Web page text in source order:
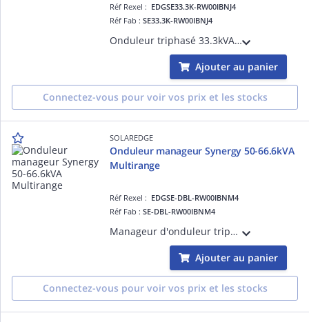
Réf Rexel : EDGSE33.3K-RW00IBNJ4
Réf Fab :SE33.3K-RW00IBNJ4
Onduleur triphasé 33.3kVA, gamme Tertiaire, inclus un inter-sec DC, des parafoudres DC et des 3 paires d'entrées MC4. Option 1 optimiseurs pour 2 panneaux. Option d'ajout de batteries avec des onduleurs HUB triphasés + Batterie 48V.
Ajouter au panier
Connectez-vous pour voir vos prix et les stocks
SOLAREDGE
Onduleur manageur Synergy 50-66.6kVA
Multirange
Réf Rexel : EDGSE-DBL-RW00IBNM4
Réf Fab :SE-DBL-RW00IBNM4
Manageur d'onduleur triphasé Synergy MultiRange 50kVA et 66.6kVA, gamme Tertiaire, SANS inter-sec DC, des parafoudres DC et des 8 paires d'entrées MC4, ajoutez 2x Unités de puissance SESUK pour faire un onduleur complet.
Ajouter au panier
Connectez-vous pour voir vos prix et les stocks